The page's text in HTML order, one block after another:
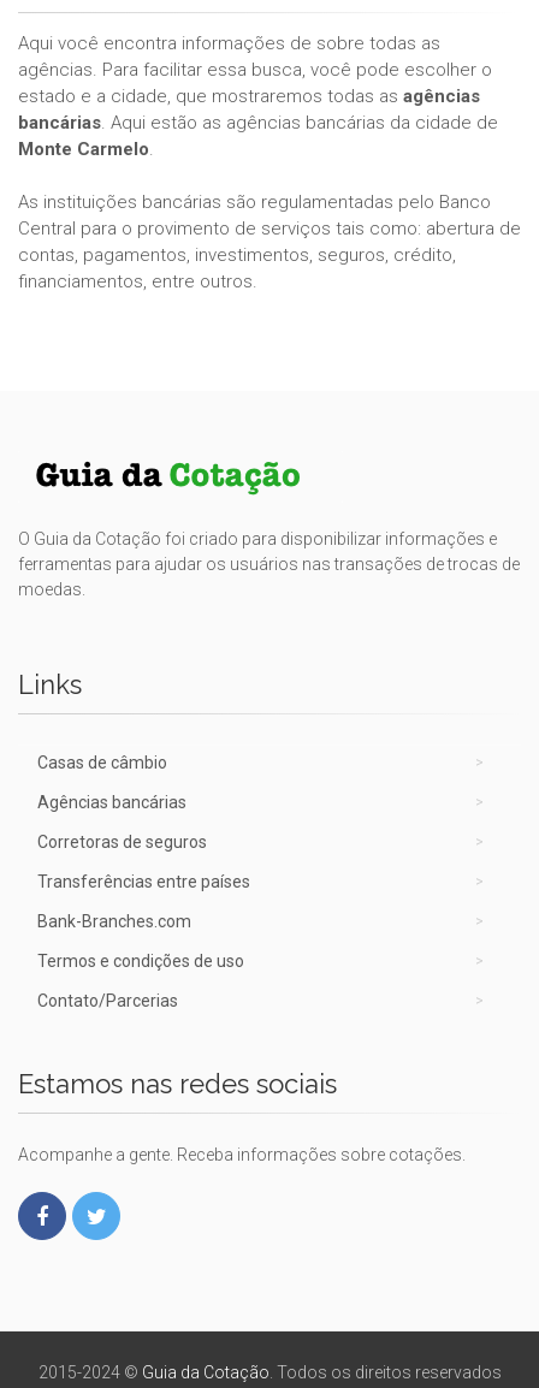
Aqui você encontra informações de sobre todas as
agências. Para facilitar essa busca, você pode escolher o
estado e a cidade, que mostraremos todas as agências
bancárias. Aqui estão as agências bancárias da cidade de
Monte Carmelo.
As instituições bancárias são regulamentadas pelo Banco
Central para o provimento de serviços tais como: abertura de
contas, pagamentos, investimentos, seguros, crédito,
financiamentos, entre outros.
O Guia da Cotação foi criado para disponibilizar informações e
ferramentas para ajudar os usuários nas transações de trocas de
moedas.
Links
Casas de câmbio
Agências bancárias
Corretoras de seguros
Transferências entre países
Bank-Branches.com
Termos e condições de uso
Contato/Parcerias
Estamos nas redes sociais
Acompanhe a gente. Receba informações sobre cotações.
2015-2024 © Guia da Cotação . Todos os direitos reservados